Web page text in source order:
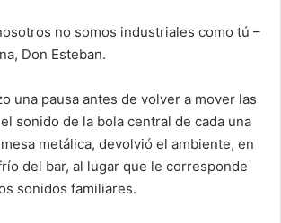
no somos industriales como tú –
Don Esteban.
una pausa antes de volver a mover las
el sonido de la bola central de cada una
metálica, devolvió el ambiente, en
del bar, al lugar que le corresponde
sonidos familiares.